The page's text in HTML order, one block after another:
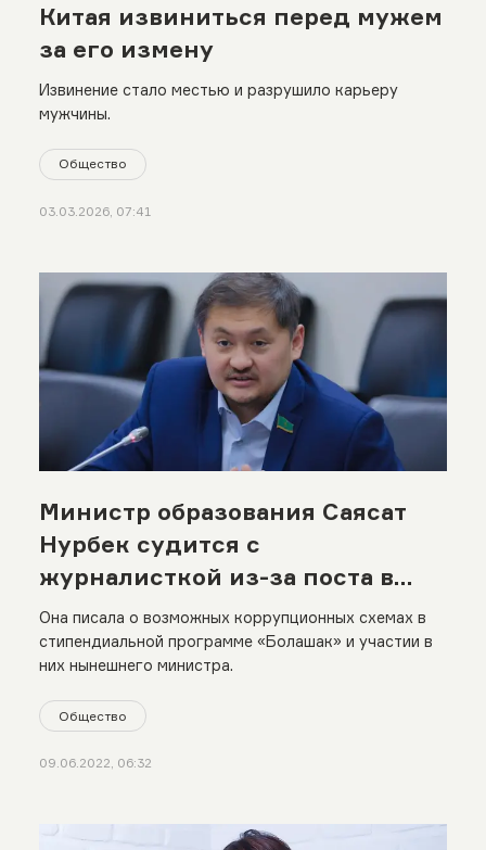
Китая извиниться перед мужем
за его измену
Извинение стало местью и разрушило карьеру
мужчины.
Общество
03.03.2026, 07:41
Министр образования Саясат
Нурбек судится с
журналисткой из-за поста в
Facebook
Она писала о возможных коррупционных схемах в
стипендиальной программе «Болашак» и участии в
них нынешнего министра.
Общество
09.06.2022, 06:32